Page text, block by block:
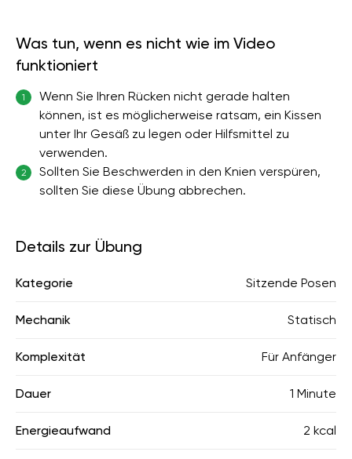
Was tun, wenn es nicht wie im Video
funktioniert
1
Wenn Sie Ihren Rücken nicht gerade halten
können, ist es möglicherweise ratsam, ein Kissen
unter Ihr Gesäß zu legen oder Hilfsmittel zu
verwenden.
2
Sollten Sie Beschwerden in den Knien verspüren,
sollten Sie diese Übung abbrechen.
Details zur Übung
Kategorie Sitzende Posen
Mechanik Statisch
Komplexität Für Anfänger
Dauer 1 Minute
Energieaufwand 2 kcal